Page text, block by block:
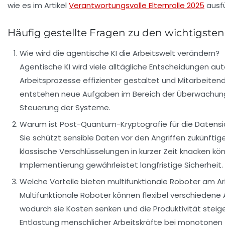
wie es im Artikel Verantwortungsvolle Elternrolle 2025
Häufig gestellte Fragen zu den wichtigsten
Wie wird die agentische KI die Arbeitswelt verändern?
Agentische KI wird viele alltägliche Entscheidungen
Arbeitsprozesse effizienter gestaltet und
entstehen neue Aufgaben im Bereich der
Steuerung der Systeme.
Warum ist Post-Quantum-Kryptografie für die
Sie schützt sensible Daten vor den Angriffen
klassische Verschlüsselungen in kurzer Zeit knacken
Implementierung gewährleistet langfristige Sicherheit.
Welche Vorteile bieten multifunktionale Roboter am
Multifunktionale Roboter können flexibel
wodurch sie Kosten senken und die Produktivität
Entlastung menschlicher Arbeitskräfte bei monotonen